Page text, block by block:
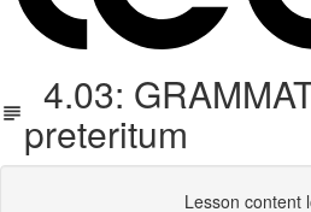
4.03:
preteritum
Lesson content